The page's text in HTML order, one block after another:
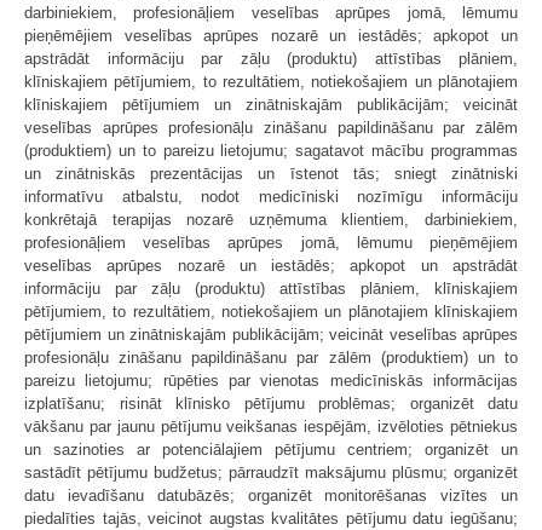
darbiniekiem, profesionāļiem veselības aprūpes jomā, lēmumu
pieņēmējiem veselības aprūpes nozarē un iestādēs; apkopot un
apstrādāt informāciju par zāļu (produktu) attīstības plāniem,
klīniskajiem pētījumiem, to rezultātiem, notiekošajiem un plānotajiem
klīniskajiem pētījumiem un zinātniskajām publikācijām; veicināt
veselības aprūpes profesionāļu zināšanu papildināšanu par zālēm
(produktiem) un to pareizu lietojumu; sagatavot mācību programmas
un zinātniskās prezentācijas un īstenot tās; sniegt zinātniski
informatīvu atbalstu, nodot medicīniski nozīmīgu informāciju
konkrētajā terapijas nozarē uzņēmuma klientiem, darbiniekiem,
profesionāļiem veselības aprūpes jomā, lēmumu pieņēmējiem
veselības aprūpes nozarē un iestādēs; apkopot un apstrādāt
informāciju par zāļu (produktu) attīstības plāniem, klīniskajiem
pētījumiem, to rezultātiem, notiekošajiem un plānotajiem klīniskajiem
pētījumiem un zinātniskajām publikācijām; veicināt veselības aprūpes
profesionāļu zināšanu papildināšanu par zālēm (produktiem) un to
pareizu lietojumu; rūpēties par vienotas medicīniskās informācijas
izplatīšanu; risināt klīnisko pētījumu problēmas; organizēt datu
vākšanu par jaunu pētījumu veikšanas iespējām, izvēloties pētniekus
un sazinoties ar potenciālajiem pētījumu centriem; organizēt un
sastādīt pētījumu budžetus; pārraudzīt maksājumu plūsmu; organizēt
datu ievadīšanu datubāzēs; organizēt monitorēšanas vizītes un
piedalīties tajās, veicinot augstas kvalitātes pētījumu datu iegūšanu;